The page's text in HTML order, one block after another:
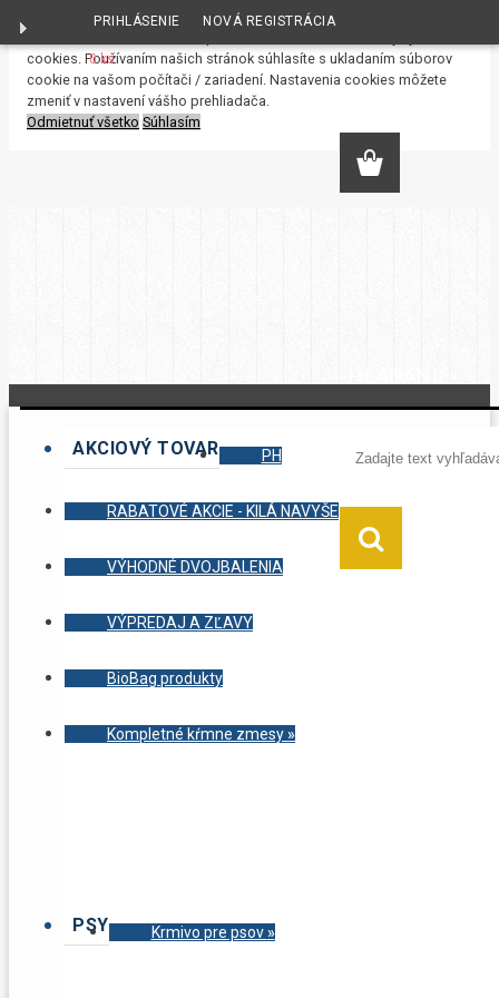
cookies. Používaním našich stránok súhlasíte s ukladaním súborov
cookie na vašom počítači / zariadení. Nastavenia cookies môžete
zmeniť v nastavení vášho prehliadača.
Odmietnuť všetko Súhlasím
PRIHLÁSENIE NOVÁ REGISTRÁCIA
0 ks
AKCIOVÝ TOVAR PH
RABATOVÉ AKCIE - KILÁ NAVYŠE
VÝHODNÉ DVOJBALENIA
VÝPREDAJ A ZĽAVY
BioBag produkty
Kompletné kŕmne zmesy»
PSY Krmivo pre psov»